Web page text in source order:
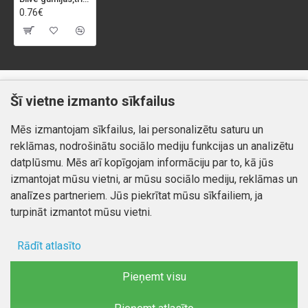
0.76€
Klientiem
Kontakti
Preču atgriešana
Mans profils
Mans profils
Pasūtījumi
Piegāde un apmaksa
Atteikuma tiesības
Privātuma politika
Kontakti
Autortiesības © 2026, www.autobode.lv, Visas tiesības
Šī vietne izmanto sīkfailus
Mēs izmantojam sīkfailus, lai personalizētu saturu un
reklāmas, nodrošinātu sociālo mediju funkcijas un analizētu
datplūsmu. Mēs arī kopīgojam informāciju par to, kā jūs
izmantojat mūsu vietni, ar mūsu sociālo mediju, reklāmas un
analīzes partneriem. Jūs piekrītat mūsu sīkfailiem, ja
turpināt izmantot mūsu vietni.
Rādīt atlasīto
Pieņemt visu